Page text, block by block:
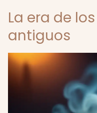
La era de
antiguos